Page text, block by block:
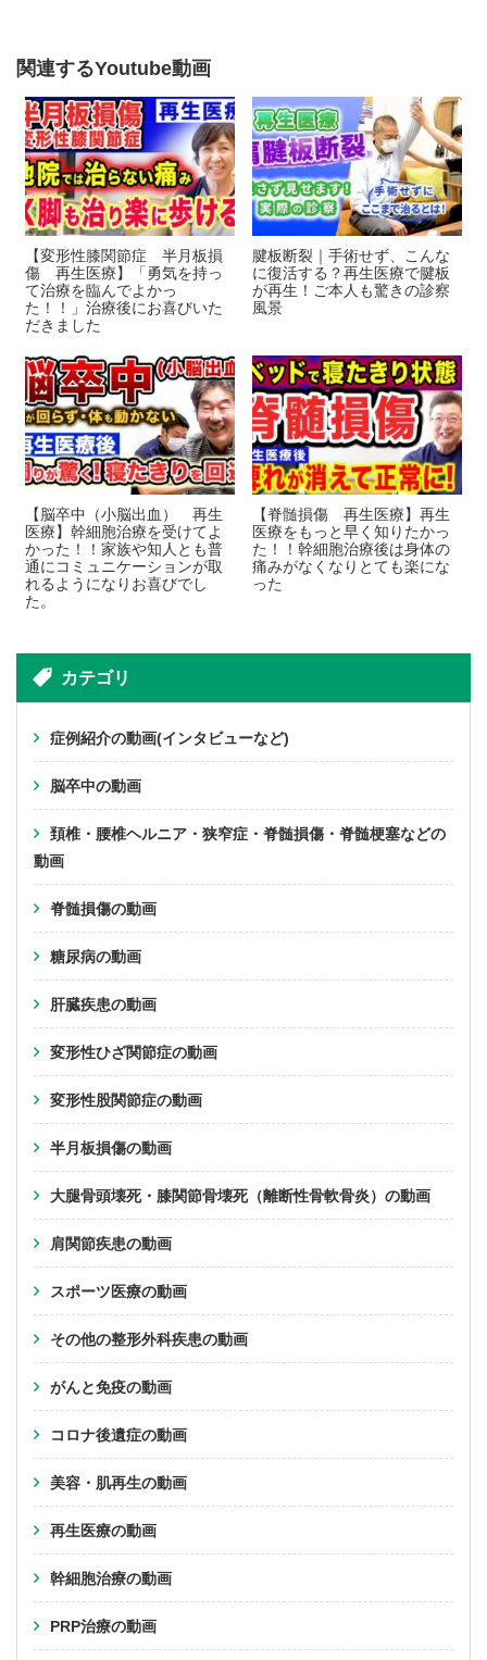
o
o
k
関連するYoutube動画
【変形性膝関節症 半月板損
傷 再生医療】「勇気を持っ
て治療を臨んでよかっ
た！！」治療後にお喜びいた
だきました
腱板断裂｜手術せず、こんな
に復活する？再生医療で腱板
が再生！ご本人も驚きの診察
風景
【脳卒中（小脳出血） 再生
医療】幹細胞治療を受けてよ
かった！！家族や知人とも普
通にコミュニケーションが取
れるようになりお喜びでし
た。
【脊髄損傷 再生医療】再生
医療をもっと早く知りたかっ
た！！幹細胞治療後は身体の
痛みがなくなりとても楽にな
った
カテゴリ
症例紹介の動画(インタビューなど)
脳卒中の動画
頚椎・腰椎ヘルニア・狭窄症・脊髄損傷・脊髄梗塞などの
動画
脊髄損傷の動画
糖尿病の動画
肝臓疾患の動画
変形性ひざ関節症の動画
変形性股関節症の動画
半月板損傷の動画
大腿骨頭壊死・膝関節骨壊死（離断性骨軟骨炎）の動画
肩関節疾患の動画
スポーツ医療の動画
その他の整形外科疾患の動画
がんと免疫の動画
コロナ後遺症の動画
美容・肌再生の動画
再生医療の動画
幹細胞治療の動画
PRP治療の動画